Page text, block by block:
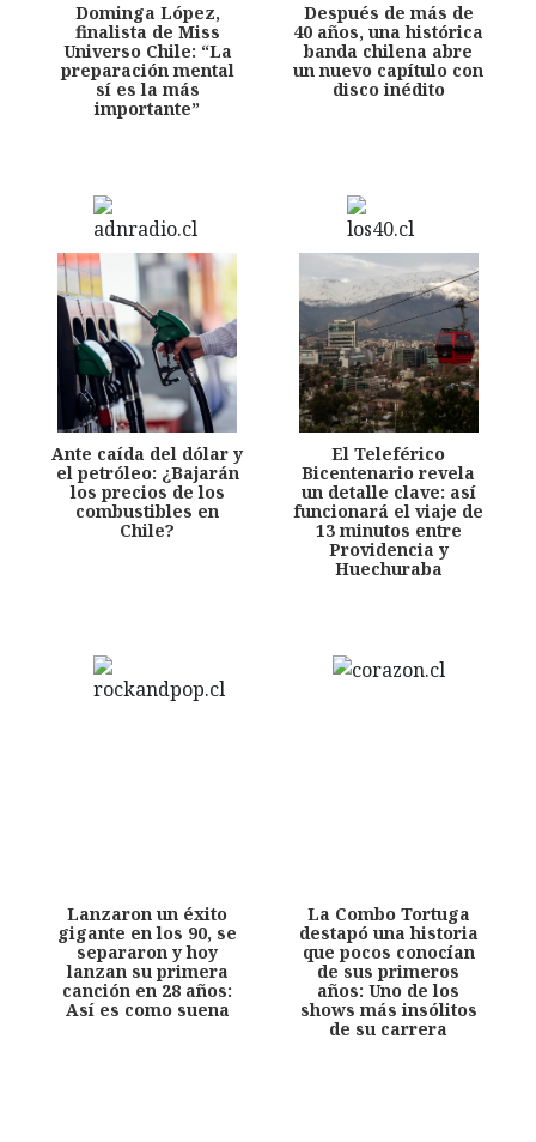
Dominga López,
finalista de Miss
Universo Chile: “La
preparación mental
sí es la más
importante”
Después de más de
40 años, una histórica
banda chilena abre
un nuevo capítulo con
disco inédito
Ante caída del dólar y
el petróleo: ¿Bajarán
los precios de los
combustibles en
Chile?
El Teleférico
Bicentenario revela
un detalle clave: así
funcionará el viaje de
13 minutos entre
Providencia y
Huechuraba
Lanzaron un éxito
gigante en los 90, se
separaron y hoy
lanzan su primera
canción en 28 años:
Así es como suena
La Combo Tortuga
destapó una historia
que pocos conocían
de sus primeros
años: Uno de los
shows más insólitos
de su carrera